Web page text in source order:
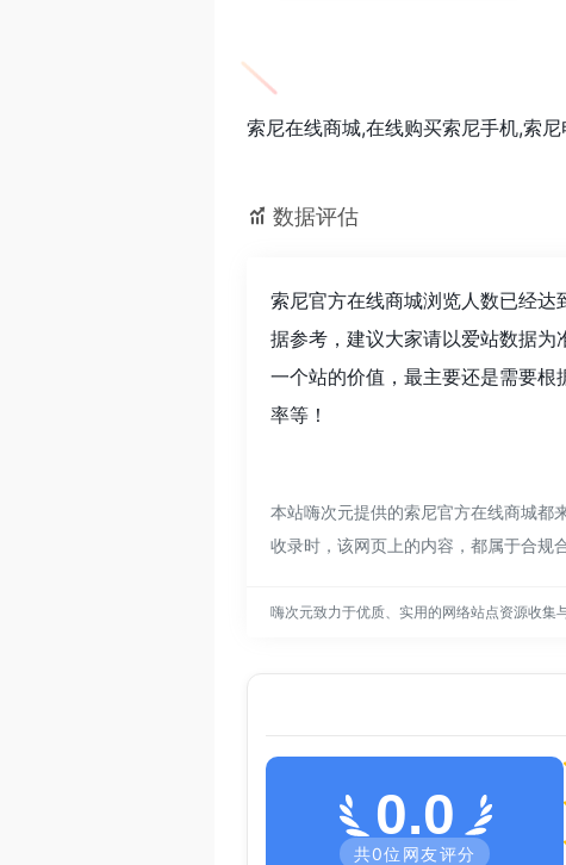
索尼在线商城,在线购买索尼手机,索
数据评估
索尼官方在线商城浏览人数已经
据参考，建议大家请以爱站数据
一个站的价值，最主要还是需要
率等！
本站嗨次元提供的索尼官方在线商城都
收录时，该网页上的内容，都属于合规
嗨次元致力于优质、实用的网络站点资源收集
0.0
共0位网友评分